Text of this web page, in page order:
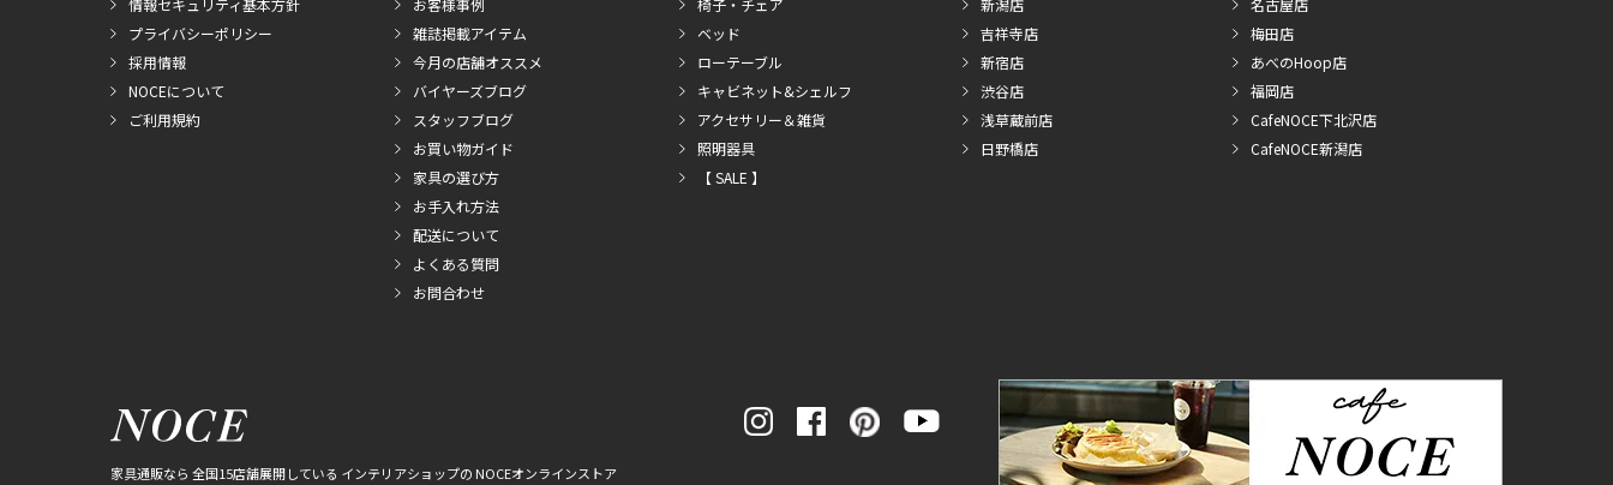
情報セキュリティ基本方針
プライバシーポリシー
採用情報
NOCEについて
ご利用規約
お客様事例
雑誌掲載アイテム
今月の店舗オススメ
バイヤーズブログ
スタッフブログ
お買い物ガイド
家具の選び方
お手入れ方法
配送について
よくある質問
お問合わせ
椅子・チェア
ベッド
ローテーブル
キャビネット&シェルフ
アクセサリー＆雑貨
照明器具
【 SALE 】
新潟店
吉祥寺店
新宿店
渋谷店
浅草蔵前店
日野橋店
名古屋店
梅田店
あべのHoop店
福岡店
CafeNOCE下北沢店
CafeNOCE新潟店
家具通販なら 全国15店舗展開している インテリアショップの NOCEオンラインストア